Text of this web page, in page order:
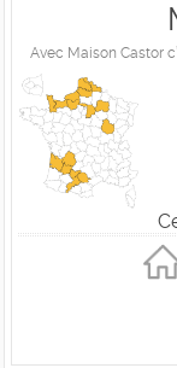
Avec Maison Castor